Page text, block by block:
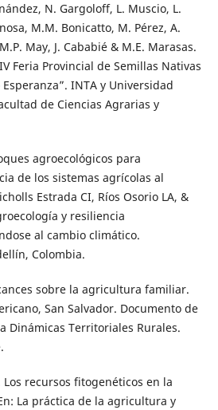
N. Gargoloff, L. Muscio, L.
M.M. Bonicatto, M. Pérez, A.
May, J. Cababié & M.E. Marasas.
Feria Provincial de Semillas Nativas
INTA y Universidad
de Ciencias Agrarias y
agroecológicos para
de los sistemas agrícolas al
Estrada CI, Ríos Osorio LA, &
y resiliencia
al cambio climático.
Colombia.
sobre la agricultura familiar.
San Salvador. Documento de
Dinámicas Territoriales Rurales.
Los recursos fitogenéticos en la
La práctica de la agricultura y